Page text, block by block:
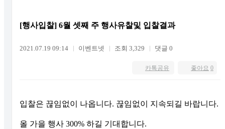
[행사입찰] 6월 셋째 주 행사유찰및 입찰결과
2021.07.19 09:14 이벤트넷 조회 3,329 댓글 0
좋아요 0
카톡공유
입찰은 끊임없이 나옵니다. 끊임없이 지속되길 바랍니다.
올 가을 행사 300% 하길 기대합니다.